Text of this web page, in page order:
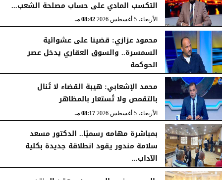
التكسب المادي على حساب مصلحة الشعب...
الأربعاء، 5 أغسطس 2026 08:42 مـ
محمود عزازي: قضينا على عشوائية
السمسرة.. والسوق العقاري يدخل عصر
الحوكمة
الأربعاء، 5 أغسطس 2026
محمد الإشعابي: هيبة القضاء لا تُنال
بالتقمص ولا تُستعار بالمظاهر
الأربعاء، 5 أغسطس 2026 08:17 مـ
بمباشرة مهامه رسميًا.. الدكتور مسعد
سلامة مندور يقود انطلاقة جديدة بكلية
الآداب...
الأربعاء، 5 أغسطس 2026